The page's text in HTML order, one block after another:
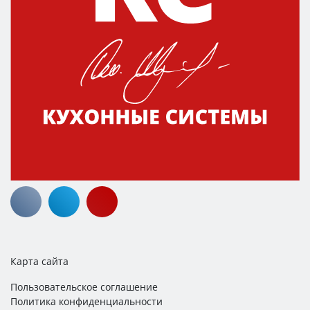
Карта сайта
Пользовательское соглашение
Политика конфиденциальности